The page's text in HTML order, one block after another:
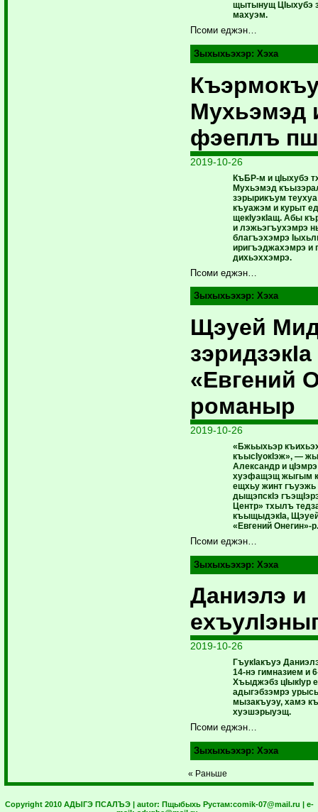
щытынущ ЦIыхубэ
махуэм.
Псоми еджэн…
Зыхыхьэхэр:Хэха
Мухьэмэд
фэеплъ
2019-10-26
КъБР-м и цIыхубэ
Мухьэмэд
зэрырикъум
къуажэм и курыт
щекIуэкIащ. Абы
и лэжьэгъухэмрэ
благъэхэмрэ
иригъэджахэмрэ и
дихьэххэмрэ.
Псоми еджэн…
Зыхыхьэхэр:Хэха
Щэуей
зэридзэкIа
«Eвгений
романыр
2019-10-26
«Бжьыхьэр
къысIуокIэж», —
Александр и
хуэфащэщ жыгым
ещхьу жинт гъуэжь
дыщэпскIэ
Центр» тхылъ
къыщыдэкIа,
«Евгений Онегин»-
Псоми еджэн…
Зыхыхьэхэр:Хэха
Даниэлэ и
2019-10-26
ГъукIакъуэ
14-нэ гимназием и
Хъыджэбз цIыкIур
адыгэбзэмрэ
мызакъуэу, хамэ
хуэшэрыуэщ.
Псоми еджэн…
Зыхыхьэхэр:Хэха
« Раньше
Copyright 2010 АДЫГЭ ПСАЛЪЭ | autor: Пщыбыхь Рустам:comik-07@mail.ru | e-